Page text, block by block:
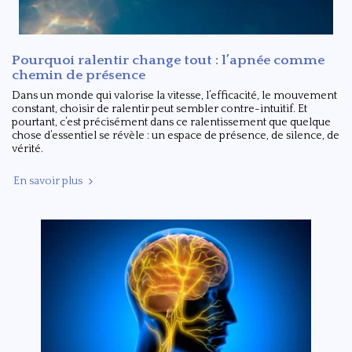
Pourquoi ralentir change tout : l’apnée comme
chemin de présence
Dans un monde qui valorise la vitesse, l’efficacité, le mouvement
constant, choisir de ralentir peut sembler contre-intuitif. Et
pourtant, c’est précisément dans ce ralentissement que quelque
chose d’essentiel se révèle : un espace de présence, de silence, de
vérité.
En savoir plus